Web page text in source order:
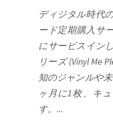
ディジタル時代
ード定期購入サ
にサービスイン
リーズ (Vinyl Me
知のジャンルや
ヶ月に1枚、キ
す。...